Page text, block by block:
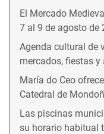
El Mercado
7 al 9 de agosto de
Agenda cultural de
mercados, fiestas
María do Ceo
Catedral de
Las piscinas
su horario habitual